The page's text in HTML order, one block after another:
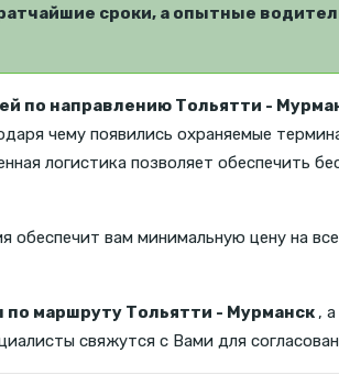
сроки, а опытные
по направлению Тольятти -
чему появились охраняемые
логистика позволяет обеспечить
обеспечит вам минимальную цену на
маршруту Тольятти - Мурманск ,
свяжутся с Вами для